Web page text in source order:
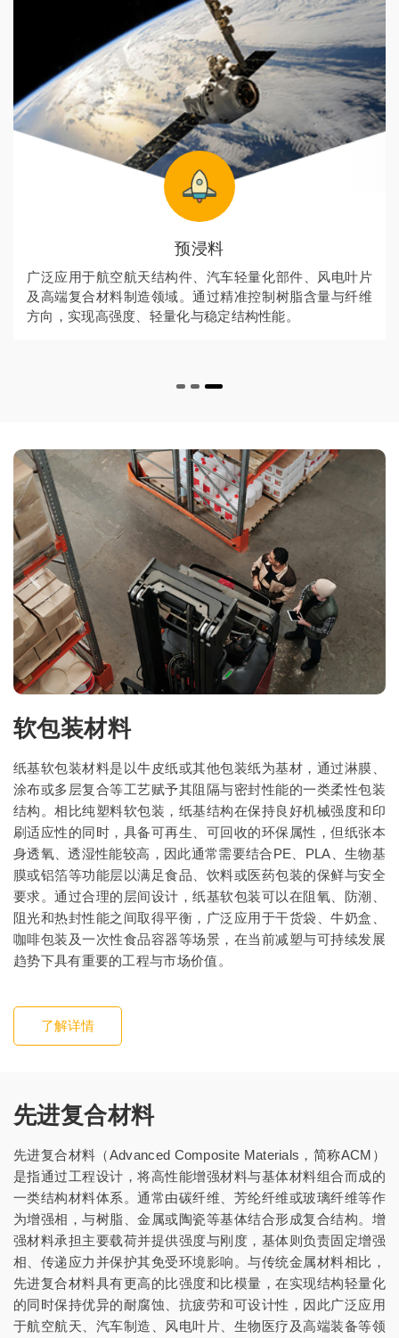
预浸料
广泛应用于航空航天结构件、汽车轻量化部件、风电叶片
及高端复合材料制造领域。通过精准控制树脂含量与纤维
方向，实现高强度、轻量化与稳定结构性能。
软包装材料
纸基软包装材料是以牛皮纸或其他包装纸为基材，通过淋膜、
涂布或多层复合等工艺赋予其阻隔与密封性能的一类柔性包装
结构。相比纯塑料软包装，纸基结构在保持良好机械强度和印
刷适应性的同时，具备可再生、可回收的环保属性，但纸张本
身透氧、透湿性能较高，因此通常需要结合PE、PLA、生物基
膜或铝箔等功能层以满足食品、饮料或医药包装的保鲜与安全
要求。通过合理的层间设计，纸基软包装可以在阻氧、防潮、
阻光和热封性能之间取得平衡，广泛应用于干货袋、牛奶盒、
咖啡包装及一次性食品容器等场景，在当前减塑与可持续发展
趋势下具有重要的工程与市场价值。
了解详情
先进复合材料
先进复合材料（Advanced Composite Materials，简称ACM）
是指通过工程设计，将高性能增强材料与基体材料组合而成的
一类结构材料体系。通常由碳纤维、芳纶纤维或玻璃纤维等作
为增强相，与树脂、金属或陶瓷等基体结合形成复合结构。增
强材料承担主要载荷并提供强度与刚度，基体则负责固定增强
相、传递应力并保护其免受环境影响。与传统金属材料相比，
先进复合材料具有更高的比强度和比模量，在实现结构轻量化
的同时保持优异的耐腐蚀、抗疲劳和可设计性，因此广泛应用
于航空航天、汽车制造、风电叶片、生物医疗及高端装备等领